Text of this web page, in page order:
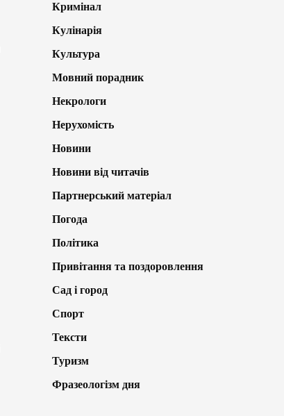
Кримінал
Кулінарія
Культура
Мовний порадник
Некрологи
Нерухомість
Новини
Новини від читачів
Партнерський матеріал
Погода
Політика
Привітання та поздоровлення
Сад і город
Спорт
Тексти
Туризм
Фразеологізм дня